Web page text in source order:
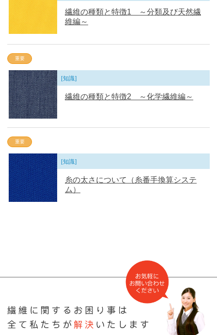
繊維の種類と特徴1 ～分類及び天然繊
維編～
重要
[知識]
繊維の種類と特徴2 ～化学繊維編～
重要
[知識]
糸の太さについて（糸番手換算システ
ム）